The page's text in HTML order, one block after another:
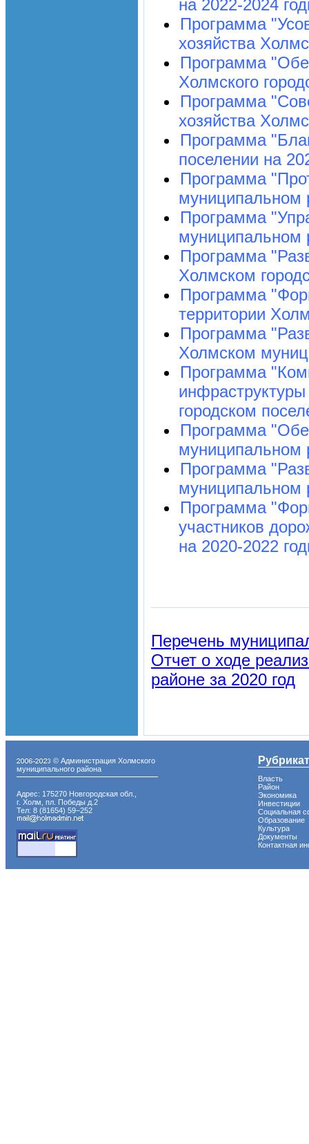
на 2022-2024
Программа
хозяйства
Программа
Холмского
Программа
хозяйства
Программа
поселении на
Программа
муниципальном
Программа
муниципальном
Программа
Холмском
Программа
территории
Программа
Холмском
Программа
городском
Программа
муниципальном
Программа
муниципальном
Программа
участников
на 2020-2022
Перечень
Отчет о ходе
районе за 2020 год
© Администрация Холмского
муниципального района
Адрес: 175270 Новгородская обл.,
г. Холм, пл. Победы д.2
Тел: 8 (81654) 59−252
Власть
Район
Экономика
Инвестиции
Социальная
Образование
Культура
Документы
Контактная